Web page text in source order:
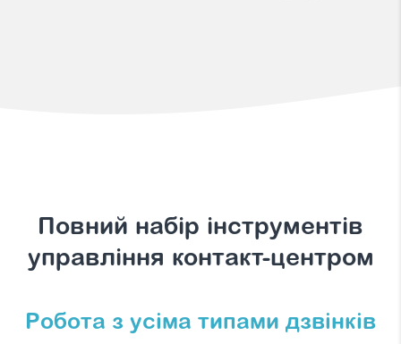
Повний набір інструментів
управління контакт-центром
Робота з усіма типами дзвінків